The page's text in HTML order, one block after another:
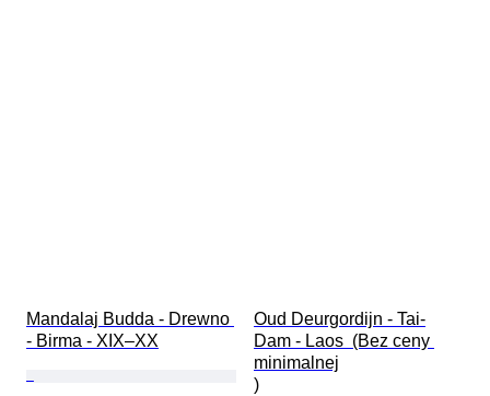
Mandalaj Budda - Drewno
- Birma - XIX–XX
Oud Deurgordijn - Tai-
Dam - Laos  (Bez ceny
minimalnej
)